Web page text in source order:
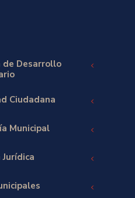
de Desarrollo
Ciudadana
Municipal
Jurídica